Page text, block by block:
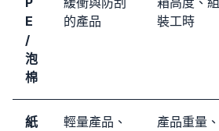
E
/
泡
棉
的產品
裝工時
紙
輕量產品、
產品重量、